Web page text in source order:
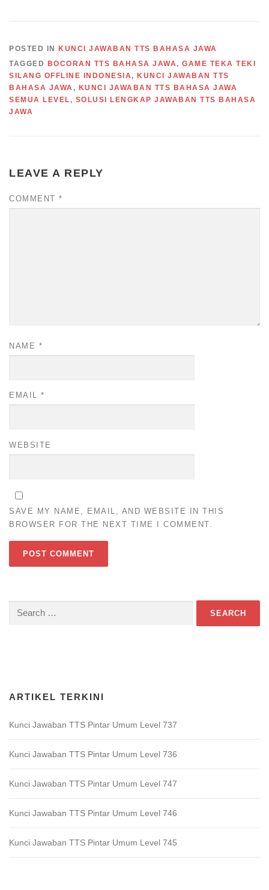
POSTED IN
KUNCI JAWABAN TTS BAHASA JAWA
TAGGED
BOCORAN TTS BAHASA JAWA, GAME TEKA TEKI
SILANG OFFLINE INDONESIA, KUNCI JAWABAN TTS
BAHASA JAWA , KUNCI JAWABAN TTS BAHASA JAWA
SEMUA LEVEL , SOLUSI LENGKAP JAWABAN TTS BAHASA
JAWA
LEAVE A REPLY
COMMENT *
NAME *
EMAIL *
WEBSITE
SAVE MY NAME, EMAIL, AND WEBSITE IN THIS
BROWSER FOR THE NEXT TIME I COMMENT.
Search
ARTIKEL TERKINI
Kunci Jawaban TTS Pintar Umum Level 737
Kunci Jawaban TTS Pintar Umum Level 736
Kunci Jawaban TTS Pintar Umum Level 747
Kunci Jawaban TTS Pintar Umum Level 746
Kunci Jawaban TTS Pintar Umum Level 745